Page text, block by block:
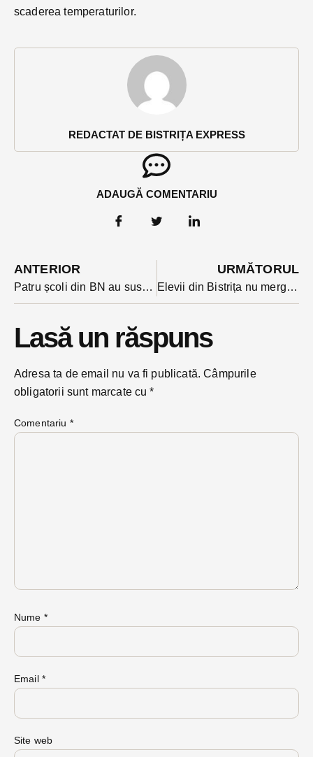
REDACTAT DE BISTRIȚA EXPRESS
ADAUGĂ COMENTARIU
scaderea temperaturilor.
ANTERIOR
Patru școli din BN au suspendat cursurile astăzi din cauza condițiilor meteo
URMĂTORUL
Elevii din Bistrița nu merg vineri la școală din cauza condițiilor meteo. CJSU a fost de acord cu suspendarea cursurilor
Lasă un răspuns
Adresa ta de email nu va fi publicată. Câmpurile
obligatorii sunt marcate cu*
Comentariu *
Nume *
Email *
Site web